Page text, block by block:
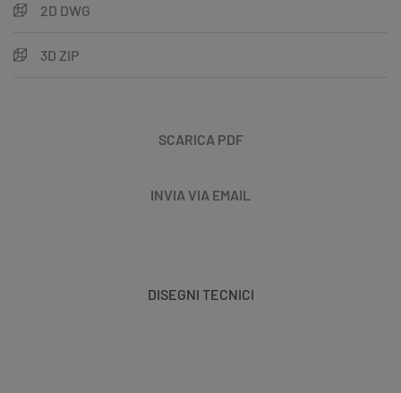
2D DWG
3D ZIP
SCARICA PDF
INVIA VIA EMAIL
DISEGNI TECNICI